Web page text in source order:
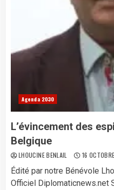
Agenda 2030
L’évincement des
Belgique
LHOUCINE BENLAIL 16
Édité par notre Bénévole
Officiel Diplomaticnews.net